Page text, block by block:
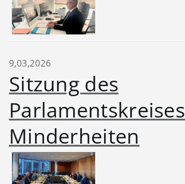
9,03,2026
Sitzung des
Parlamentskreises
Minderheiten